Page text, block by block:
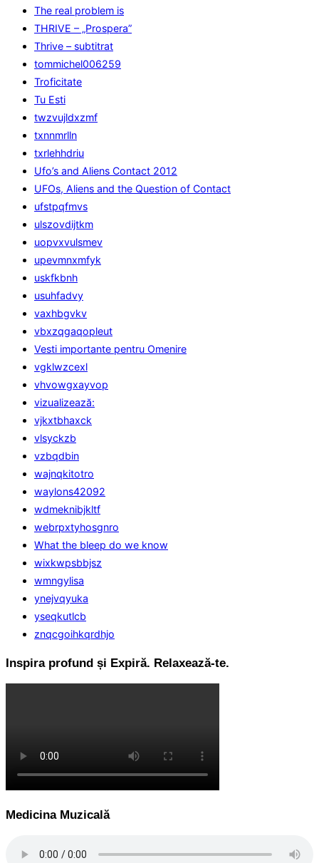
The real problem is
THRIVE – „Prospera”
Thrive – subtitrat
tommichel006259
Troficitate
Tu Esti
twzvujldxzmf
txnnmrlln
txrlehhdriu
Ufo’s and Aliens Contact 2012
UFOs, Aliens and the Question of Contact
ufstpqfmvs
ulszovdijtkm
uopvxvulsmev
upevmnxmfyk
uskfkbnh
usuhfadvy
vaxhbgvkv
vbxzqgaqopleut
Vesti importante pentru Omenire
vgklwzcexl
vhvowgxayvop
vizualizează:
vjkxtbhaxck
vlsyckzb
vzbqdbin
wajnqkitotro
waylons42092
wdmeknibjkltf
webrpxtyhosgnro
What the bleep do we know
wixkwpsbbjsz
wmngylisa
ynejvqyuka
yseqkutlcb
znqcgoihkqrdhjo
Inspira profund și Expiră. Relaxează-te.
Medicina Muzicală